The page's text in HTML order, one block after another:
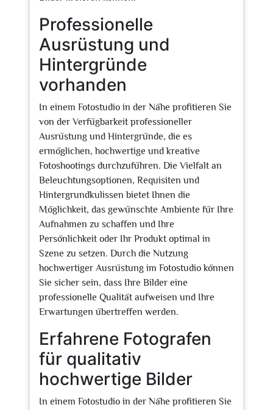
Professionelle
Ausrüstung und
Hintergründe
vorhanden
In einem Fotostudio in der Nähe profitieren Sie
von der Verfügbarkeit professioneller
Ausrüstung und Hintergründe, die es
ermöglichen, hochwertige und kreative
Fotoshootings durchzuführen. Die Vielfalt an
Beleuchtungsoptionen, Requisiten und
Hintergrundkulissen bietet Ihnen die
Möglichkeit, das gewünschte Ambiente für Ihre
Aufnahmen zu schaffen und Ihre
Persönlichkeit oder Ihr Produkt optimal in
Szene zu setzen. Durch die Nutzung
hochwertiger Ausrüstung im Fotostudio können
Sie sicher sein, dass Ihre Bilder eine
professionelle Qualität aufweisen und Ihre
Erwartungen übertreffen werden.
Erfahrene Fotografen
für qualitativ
hochwertige Bilder
In einem Fotostudio in der Nähe profitieren Sie